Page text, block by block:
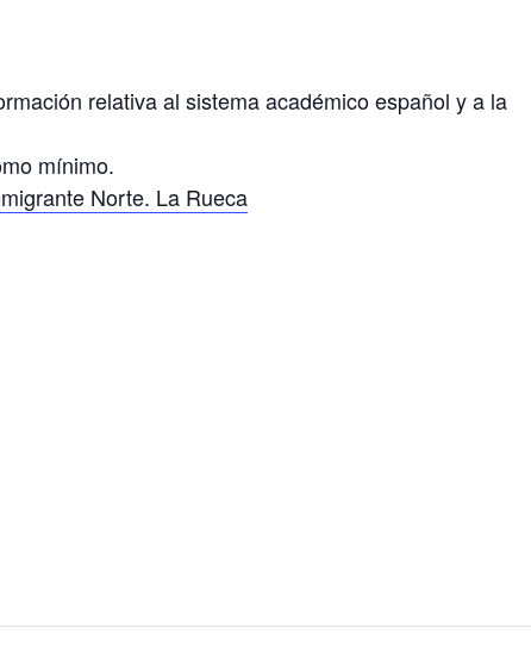
relativa al sistema académico español y a la
mínimo.
Norte. La Rueca